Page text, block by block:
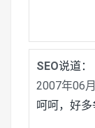
SEO说道：
2007年06
呵呵，好多